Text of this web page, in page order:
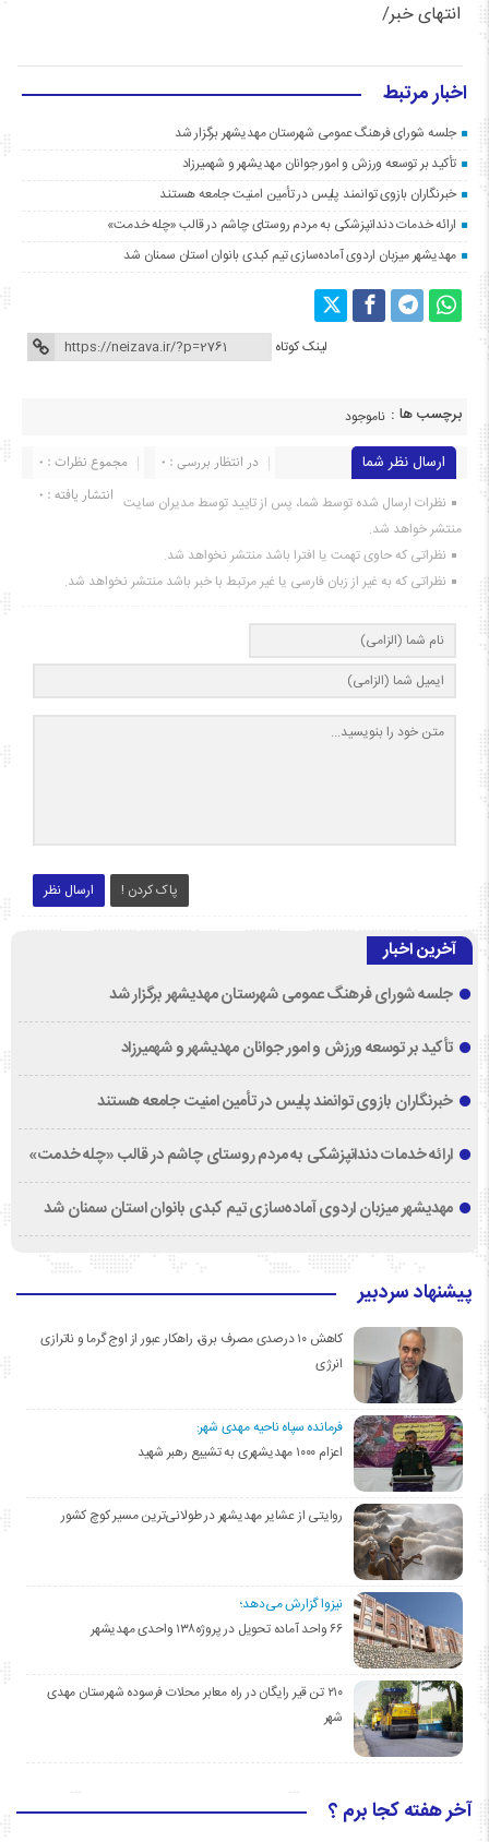
انتهای خبر/
اخبار مرتبط
جلسه شورای فرهنگ عمومی شهرستان مهدیشهر برگزار شد
تأکید بر توسعه ورزش و امور جوانان مهدیشهر و شهمیرزاد
خبرنگاران بازوی توانمند پلیس در تأمین امنیت جامعه هستند
ارائه خدمات دندانپزشکی به مردم روستای چاشم در قالب «چله خدمت»
مهدیشهر میزبان اردوی آماده‌سازی تیم کبدی بانوان استان سمنان شد
لینک کوتاه
برچسب ها : ناموجود
ارسال نظر شما مجموع نظرات : 0
در انتظار بررسی : 0
انتشار یافته : ۰ نظرات ارسال شده توسط شما، پس از تایید توسط مدیران سایت
منتشر خواهد شد.
نظراتی که حاوی تهمت یا افترا باشد منتشر نخواهد شد.
نظراتی که به غیر از زبان فارسی یا غیر مرتبط با خبر باشد منتشر نخواهد شد.
ارسال نظر پاک کردن !
آخرین اخبار
جلسه شورای فرهنگ عمومی شهرستان مهدیشهر برگزار شد
تأکید بر توسعه ورزش و امور جوانان مهدیشهر و شهمیرزاد
خبرنگاران بازوی توانمند پلیس در تأمین امنیت جامعه هستند
ارائه خدمات دندانپزشکی به مردم روستای چاشم در قالب «چله خدمت»
مهدیشهر میزبان اردوی آماده‌سازی تیم کبدی بانوان استان سمنان شد
پیشنهاد سردبیر
کاهش ۱۰ درصدی مصرف برق، راهکار عبور از اوج گرما و ناترازی
انرژی
فرمانده سپاه ناحیه مهدی شهر:
اعزام ۱۰۰۰ مهدیشهری به تشییع رهبر شهید
روایتی از عشایر مهدیشهر در طولانی‌ترین مسیر کوچ کشور
نیزوا گزارش می‌دهد؛
۶۶ واحد آماده تحویل در پروژه۱۳۸ واحدی مهدیشهر
۲۱۰ تن قیر رایگان در راه معابر محلات فرسوده شهرستان مهدی
شهر
آخر هفته کجا برم ؟